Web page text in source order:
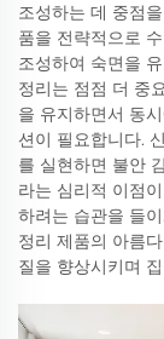
조성하는 데 중점
품을 전략적으로
조성하여 숙면을
정리는 점점 더 중
을 유지하면서 동
션이 필요합니다.
를 실현하면 불안
라는 심리적 이점
하려는 습관을 들
정리 제품의 아름
질을 향상시키며